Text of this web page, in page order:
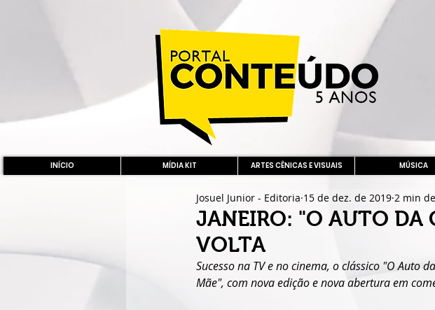
INÍCIO MÍDIA KIT ARTES CÊNICAS E VISUAIS MÚSICA
JANEIRO: "O AUTO DA
VOLTA
Josuel Junior - Editoria 15 de dez. de 2019 2 min
Sucesso na TV e no cinema, o clássico "O Auto
Mãe", com nova edição e nova abertura em